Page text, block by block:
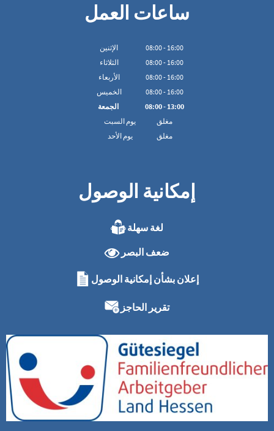
ساعات العمل
الإثنين 08:00- 16:00
الثلاثاء
08:00- 16:00
الأربعاء
08:00- 16:00
الخميس
08:00- 16:00
الجمعة
08:00- 13:00
يوم السبت
مغلق
يوم الأحد
مغلق
إمكانية الوصول
لغة سهلة
ضعف البصر
إعلان بشأن إمكانية الوصول
تقرير الحاجز